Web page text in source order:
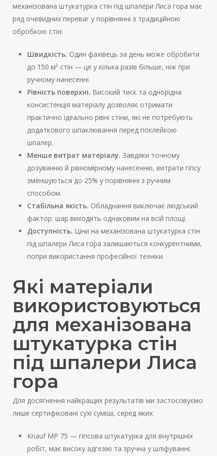
механізована штукатурка стін під шпалери Лиса гора має
ряд очевидних переваг у порівнянні з традиційною
обробкою стін:
Швидкість. Один фахівець за день може обробити
до 150 м² стін — це у кілька разів більше, ніж при
ручному нанесенні.
Рівність поверхні. Високий тиск та однорідна
консистенція матеріалу дозволяє отримати
практично ідеально рівні стіни, які не потребують
додаткового шпаклювання перед поклейкою
шпалер.
Менше витрат матеріалу. Завдяки точному
дозуванню й рівномірному нанесенню, витрати гіпсу
зменшуються до 25% у порівнянні з ручним
способом.
Стабільна якість. Обладнання виключає людський
фактор: шар виходить однаковим на всій площі.
Доступність. Ціни на механізована штукатурка стін
під шпалери Лиса гора залишаються конкурентними,
попри використання професійної техніки.
Які матеріали
використовуються
для механізована
штукатурка стін
під шпалери Лиса
гора
Для досягнення найкращих результатів ми застосовуємо
лише сертифіковані сухі суміші, серед яких:
Knauf MP 75 — гіпсова штукатурка для внутрішніх
робіт, має високу адгезію та зручна у шліфуванні;